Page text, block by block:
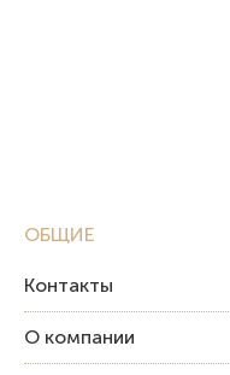
ОБЩИЕ
Контакты
О компании